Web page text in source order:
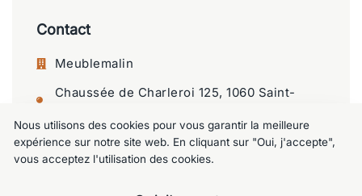
Contact
Meublemalin
Chaussée de Charleroi 125, 1060 Saint-
+32 477 09 49 80
Nous utilisons des cookies pour vous garantir la meilleure
expérience sur notre site web. En cliquant sur "Oui, j'accepte",
vous acceptez l'utilisation des cookies.